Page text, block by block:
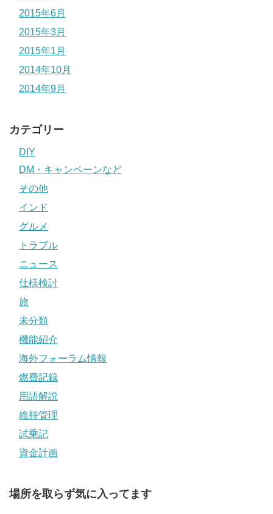
2015年6月
2015年3月
2015年1月
2014年10月
2014年9月
カテゴリー
DIY
DM・キャンペーンなど
その他
インド
グルメ
トラブル
ニュース
仕様検討
旅
未分類
機能紹介
海外フォーラム情報
燃費記録
用語解説
維持管理
試乗記
資金計画
場所を取らず気に入ってます